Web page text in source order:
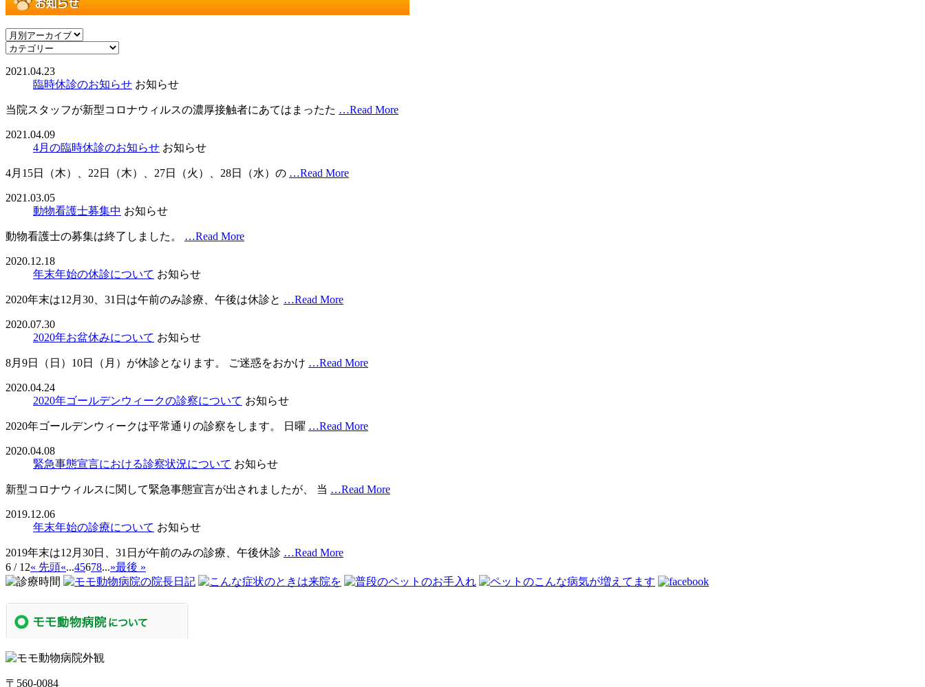
2021.04.23
臨時休診のお知らせ お知らせ
当院スタッフが新型コロナウィルスの濃厚接触者にあてはまったた …Read More
2021.04.09
4月の臨時休診のお知らせ お知らせ
4月15日（木）、22日（木）、27日（火）、28日（水）の …Read More
2021.03.05
動物看護士募集中 お知らせ
動物看護士の募集は終了しました。 …Read More
2020.12.18
年末年始の休診について お知らせ
2020年末は12月30、31日は午前のみ診療、午後は休診と …Read More
2020.07.30
2020年お盆休みについて お知らせ
8月9日（日）10日（月）が休診となります。 ご迷惑をおかけ …Read More
2020.04.24
2020年ゴールデンウィークの診察について お知らせ
2020年ゴールデンウィークは平常通りの診察をします。 日曜 …Read More
2020.04.08
緊急事態宣言における診察状況について お知らせ
新型コロナウィルスに関して緊急事態宣言が出されましたが、 当 …Read More
2019.12.06
年末年始の診療について お知らせ
2019年末は12月30日、31日が午前のみの診療、午後休診 …Read More
6 / 12« 先頭«...45678...»最後 »
〒560-0084